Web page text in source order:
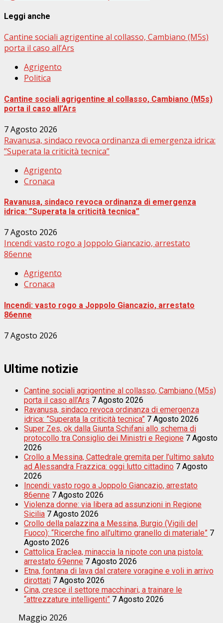
Leggi anche
Cantine sociali agrigentine al collasso, Cambiano (M5s)
porta il caso all’Ars
Agrigento
Politica
Cantine sociali agrigentine al collasso, Cambiano (M5s)
porta il caso all’Ars
7 Agosto 2026
Ravanusa, sindaco revoca ordinanza di emergenza idrica:
”Superata la criticità tecnica”
Agrigento
Cronaca
Ravanusa, sindaco revoca ordinanza di emergenza
idrica: ”Superata la criticità tecnica”
7 Agosto 2026
Incendi: vasto rogo a Joppolo Giancazio, arrestato
86enne
Agrigento
Cronaca
Incendi: vasto rogo a Joppolo Giancazio, arrestato
86enne
7 Agosto 2026
Ultime notizie
Cantine sociali agrigentine al collasso, Cambiano (M5s)
porta il caso all’Ars 7 Agosto 2026
Ravanusa, sindaco revoca ordinanza di emergenza
idrica: ”Superata la criticità tecnica” 7 Agosto 2026
Super Zes, ok dalla Giunta Schifani allo schema di
protocollo tra Consiglio dei Ministri e Regione 7 Agosto
2026
Crollo a Messina, Cattedrale gremita per l’ultimo saluto
ad Alessandra Frazzica: oggi lutto cittadino 7 Agosto
2026
Incendi: vasto rogo a Joppolo Giancazio, arrestato
86enne 7 Agosto 2026
Violenza donne: via libera ad assunzioni in Regione
Sicilia 7 Agosto 2026
Crollo della palazzina a Messina, Burgio (Vigili del
Fuoco): “Ricerche fino all’ultimo granello di materiale” 7
Agosto 2026
Cattolica Eraclea, minaccia la nipote con una pistola:
arrestato 69enne 7 Agosto 2026
Etna, fontana di lava dal cratere voragine e voli in arrivo
dirottati 7 Agosto 2026
Cina, cresce il settore macchinari, a trainare le
“attrezzature intelligenti” 7 Agosto 2026
Maggio 2026